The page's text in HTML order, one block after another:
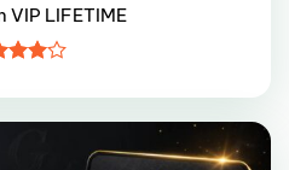
VIP LIFETIME
hạng